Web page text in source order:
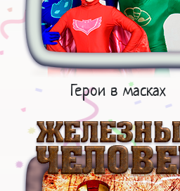
Герои в масках